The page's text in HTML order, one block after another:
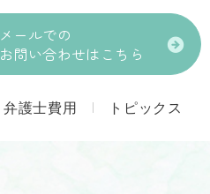
弁護士費用 トピックス
メールでの
お問い合わせはこちら